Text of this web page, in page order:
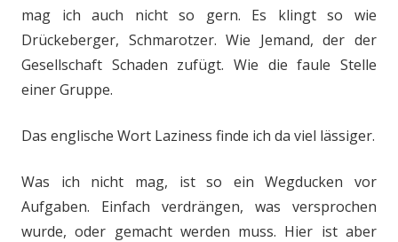
mag ich auch nicht so gern. Es klingt so wie
Drückeberger, Schmarotzer. Wie Jemand, der der
Gesellschaft Schaden zufügt. Wie die faule Stelle
einer Gruppe.
Das englische Wort Laziness finde ich da viel lässiger.
Was ich nicht mag, ist so ein Wegducken vor
Aufgaben. Einfach verdrängen, was versprochen
wurde, oder gemacht werden muss. Hier ist aber